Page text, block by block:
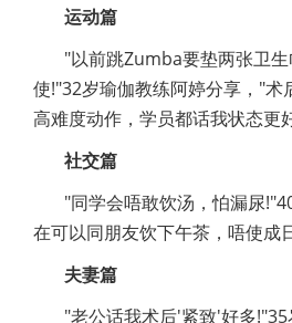
运动篇
"以前跳Zumba要垫两张卫
使!"32岁瑜伽教练阿婷分享，"术
高难度动作，学员都话我状态更
社交篇
"同学会唔敢饮汤，怕漏尿
在可以同朋友饮下午茶，唔使成
夫妻篇
"老公话我术后'紧致'好多